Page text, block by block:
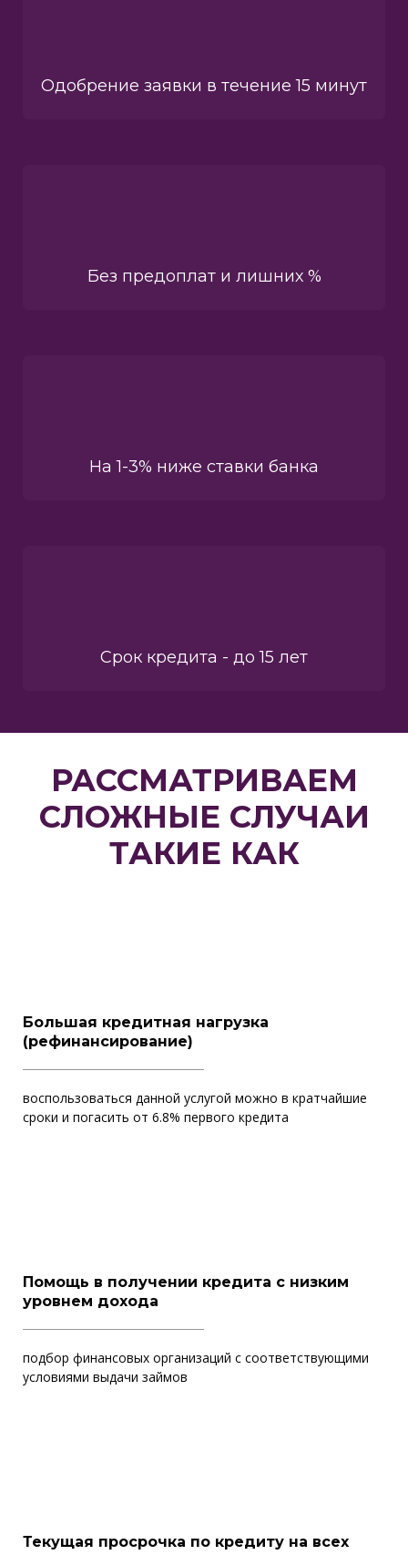
Одобрение заявки в течение 15 минут
Без предоплат и лишних %
На 1-3% ниже ставки банка
Срок кредита - до 15 лет
РАССМАТРИВАЕМ
СЛОЖНЫЕ СЛУЧАИ
ТАКИЕ КАК
Большая кредитная нагрузка
(рефинансирование)
воспользоваться данной услугой можно в кратчайшие
сроки и погасить от 6.8% первого кредита
Помощь в получении кредита с низким
уровнем дохода
подбор финансовых организаций с соответствующими
условиями выдачи займов
Текущая просрочка по кредиту на всех